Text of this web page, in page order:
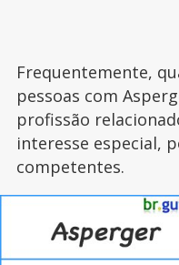
Frequentemente,
pessoas com
profissão
interesse especial,
competentes.